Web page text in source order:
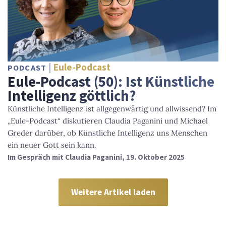
PODCAST Eule-Podcast
Eule-Podcast (50): Ist Künstliche
Intelligenz göttlich?
Künstliche Intelligenz ist allgegenwärtig und allwissend? Im
„Eule-Podcast“ diskutieren Claudia Paganini und Michael
Greder darüber, ob Künstliche Intelligenz uns Menschen
ein neuer Gott sein kann.
Im Gespräch mit Claudia Paganini, 19. Oktober 2025
Weitere Artikel laden